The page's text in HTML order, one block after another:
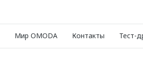
Мир OMODA Контакты Тест-